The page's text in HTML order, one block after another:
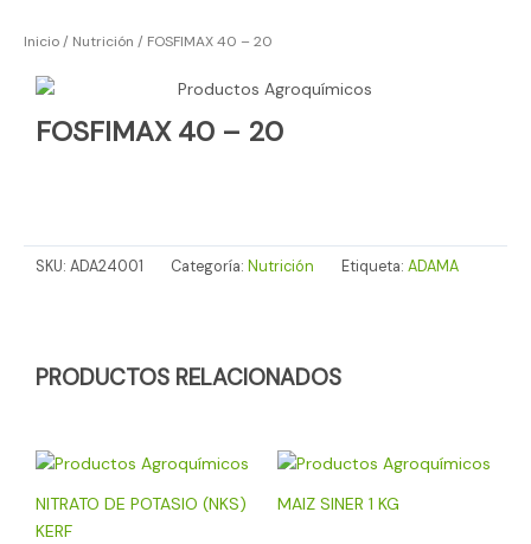
Inicio/ Nutrición / FOSFIMAX 40 – 20
FOSFIMAX 40 – 20
SKU: ADA24001 Categoría: Nutrición Etiqueta: ADAMA
PRODUCTOS RELACIONADOS
NITRATO DE POTASIO (NKS)
KERF
MAIZ SINER 1 KG